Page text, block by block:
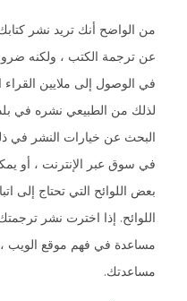
من الواضح أنك تريد نشر
عن ترجمة الكتب ، ولكنه
في الوصول إلى ملايين
لذلك من الطبيعي نشره في
البحث عن خيارات النشر في
في سوق عبر الإنترنت ، أو
بعض اللوائح التي تحتاج إلى
اللوائح. إذا اخترت نشر
مساعدة في فهم موقع الويب
مساعدتك.